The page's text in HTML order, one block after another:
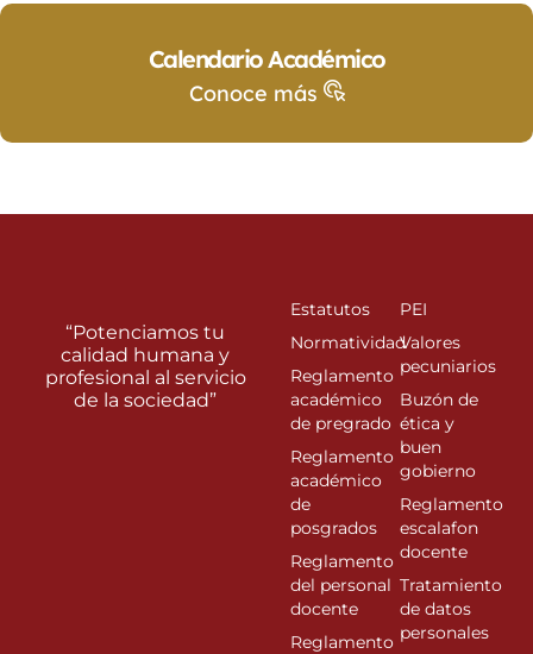
Calendario Académico
Conoce más
“Potenciamos tu
calidad humana y
profesional al servicio
de la sociedad”
Estatutos
Normatividad
Reglamento
académico
de pregrado
Reglamento
académico
de
posgrados
Reglamento
del personal
docente
Reglamento
PEI
Valores
pecuniarios
Buzón de
ética y
buen
gobierno
Reglamento
escalafon
docente
Tratamiento
de datos
personales